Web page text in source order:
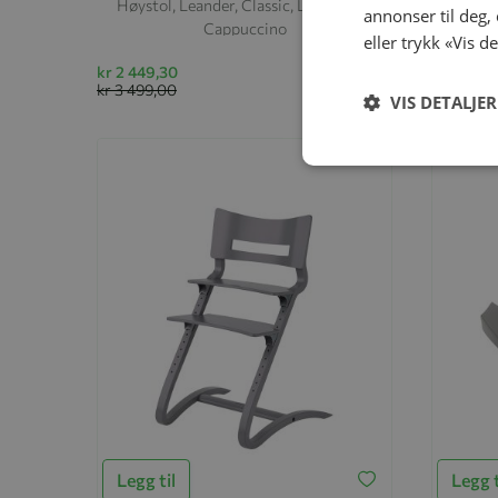
Høystol, Leander, Classic, Louie, Bøk,
Cappuccino
kr 2 449,30
kr 3 499,00
Legg til Legg
annonser til deg,
eller trykk «Vis
VIS DETALJER